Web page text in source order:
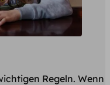
Regeln. Wenn